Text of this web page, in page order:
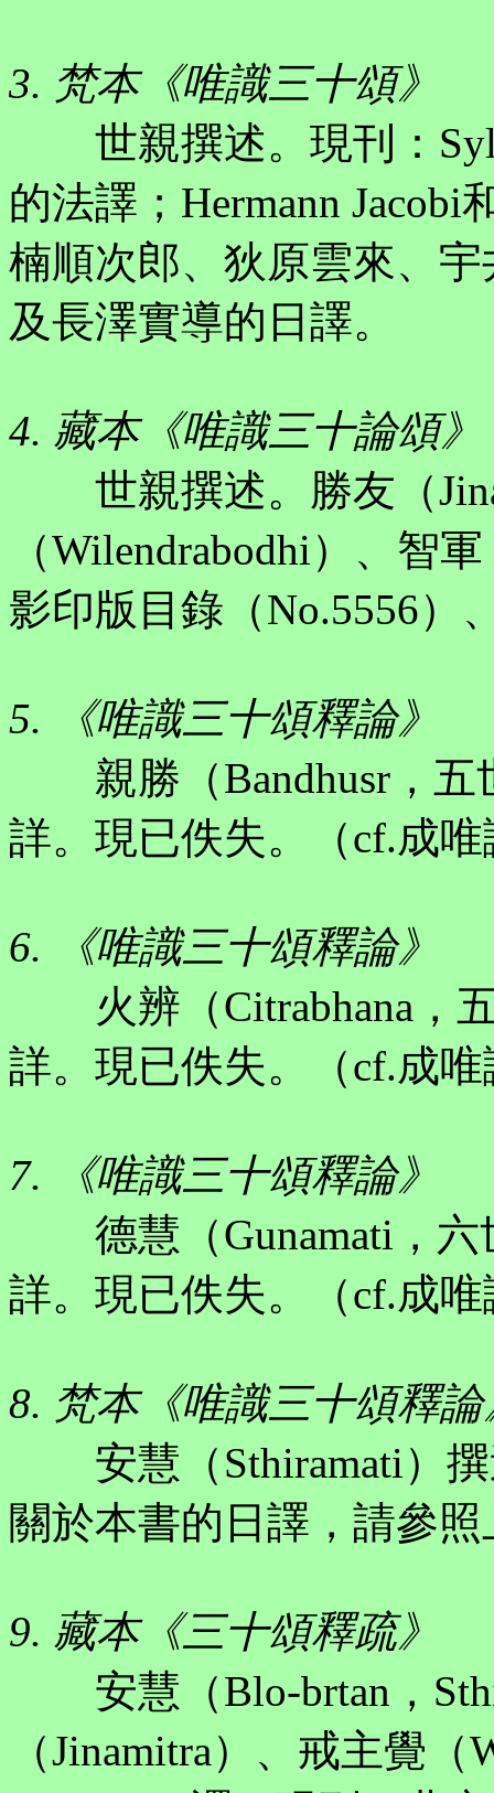
3. 梵本《唯識三十頌》
世親撰述。現刊：
的法譯；Hermann Jacobi
楠順次郎、狄原雲來、
及長澤實導的日譯。
4. 藏本《唯識三十論頌》
世親撰述。勝友（
（Wilendrabodhi）、智
影印版目錄（No.5556）
5. 《唯識三十頌釋論》
親勝（Bandhusr，五
詳。現已佚失。（cf.成
6. 《唯識三十頌釋論》
火辨（Citrabhana，
詳。現已佚失。（cf.成
7. 《唯識三十頌釋論》
德慧（Gunamati，六
詳。現已佚失。（cf.成
8. 梵本《唯識三十頌釋論
安慧（Sthiramati）撰
關於本書的日譯，請參
9. 藏本《三十頌釋疏》
安慧（Blo-brtan，
（Jinamitra）、戒主覺